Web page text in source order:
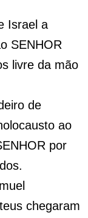
Israel a
SENHOR
livre da mão
de
ao
por
chegaram